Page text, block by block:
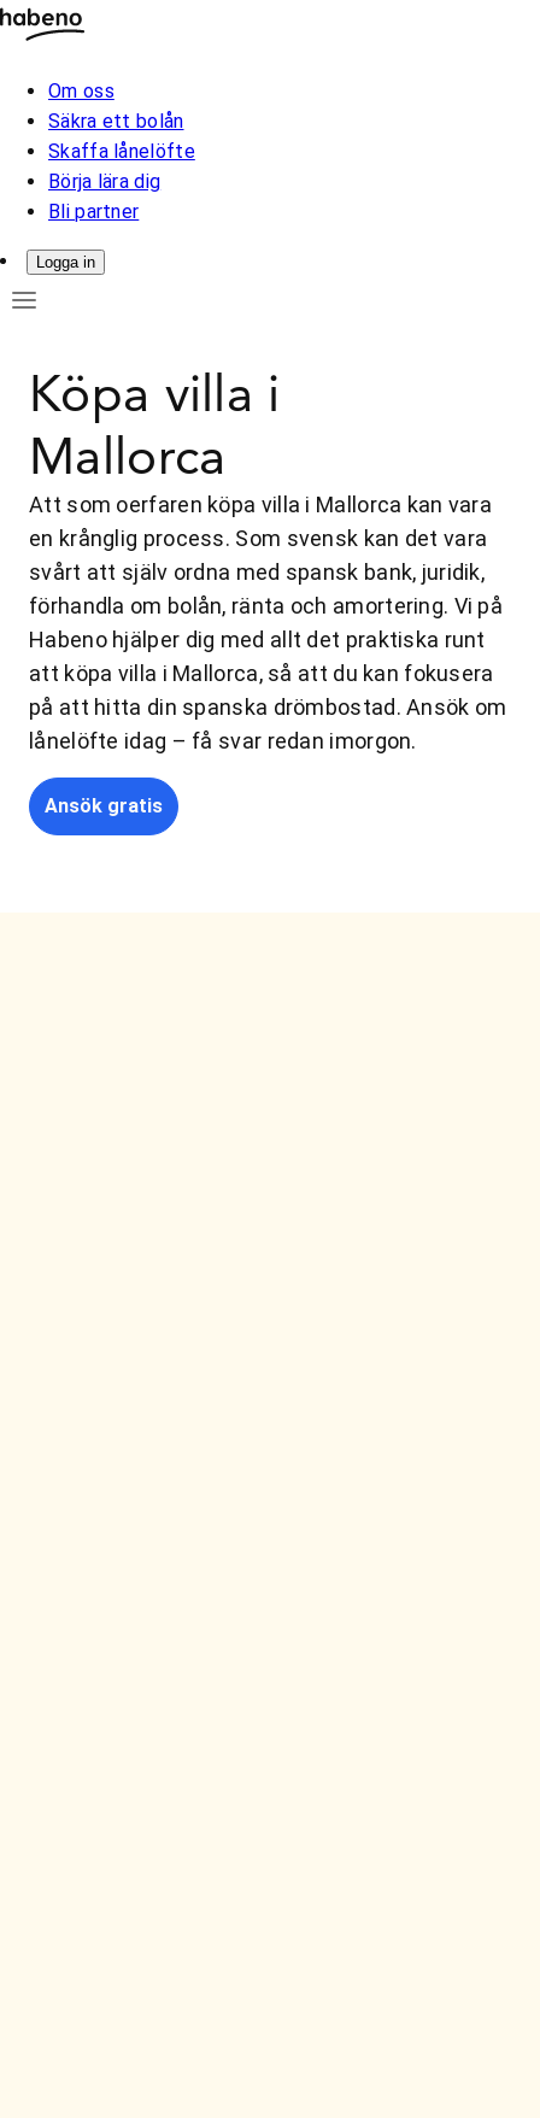
Om oss
Säkra ett bolån
Skaffa lånelöfte
Börja lära dig
Bli partner
Logga in
Köpa villa i
Mallorca
Att som oerfaren köpa villa i Mallorca kan vara
en krånglig process. Som svensk kan det vara
svårt att själv ordna med spansk bank, juridik,
förhandla om bolån, ränta och amortering. Vi på
Habeno hjälper dig med allt det praktiska runt
att köpa villa i Mallorca, så att du kan fokusera
på att hitta din spanska drömbostad. Ansök om
lånelöfte idag – få svar redan imorgon.
Ansök gratis